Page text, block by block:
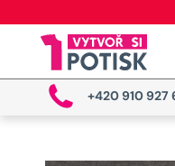
+420 910 927